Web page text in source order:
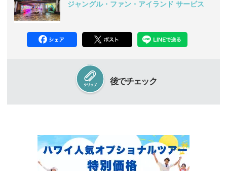
ジャングル・ファン・アイランド サービス
後でチェック